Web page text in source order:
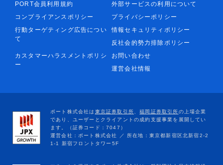
PORT会員利用規約
外部サービスの利用について
コンプライアンスポリシー
プライバシーポリシー
行動ターゲティング広告につい
て
情報セキュリティポリシー
反社会的勢力排除ポリシー
カスタマーハラスメントポリシ
ー
お問い合わせ
運営会社情報